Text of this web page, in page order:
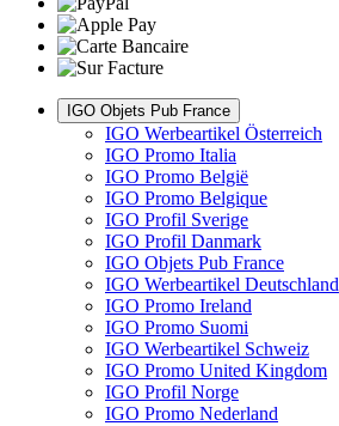
IGO Objets Pub France
IGO Werbeartikel Österreich
IGO Promo Italia
IGO Promo België
IGO Promo Belgique
IGO Profil Sverige
IGO Profil Danmark
IGO Objets Pub France
IGO Werbeartikel Deutschland
IGO Promo Ireland
IGO Promo Suomi
IGO Werbeartikel Schweiz
IGO Promo United Kingdom
IGO Profil Norge
IGO Promo Nederland